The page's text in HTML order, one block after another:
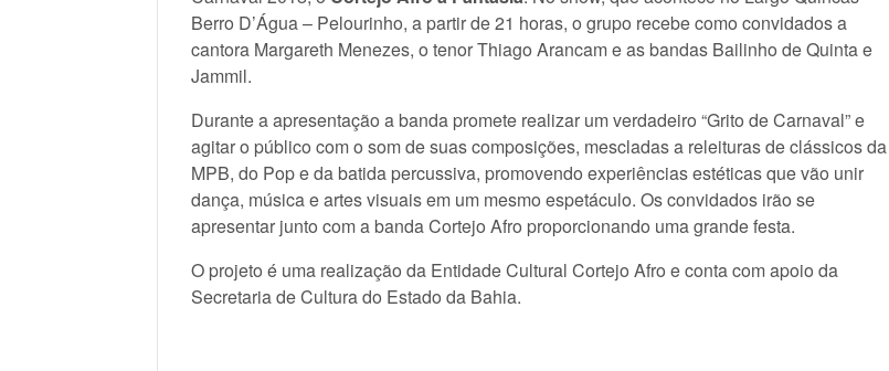
Berro D’Água – Pelourinho, a partir de 21 horas, o grupo recebe como convidados a
cantora Margareth Menezes, o tenor Thiago Arancam e as bandas Bailinho de Quinta e
Jammil.
Durante a apresentação a banda promete realizar um verdadeiro “Grito de Carnaval” e
agitar o público com o som de suas composições, mescladas a releituras de clássicos da
MPB, do Pop e da batida percussiva, promovendo experiências estéticas que vão unir
dança, música e artes visuais em um mesmo espetáculo. Os convidados irão se
apresentar junto com a banda Cortejo Afro proporcionando uma grande festa.
O projeto é uma realização da Entidade Cultural Cortejo Afro e conta com apoio da
Secretaria de Cultura do Estado da Bahia.